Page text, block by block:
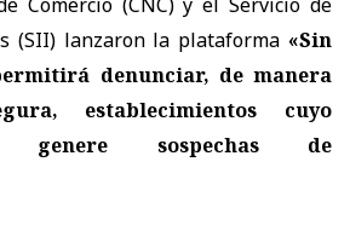
(SII) lanzaron la plataforma «Sin
denunciar, de manera
establecimientos cuyo
genere sospechas de